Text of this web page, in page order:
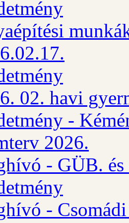
02. havi
-
2026.
- GÜB.
-